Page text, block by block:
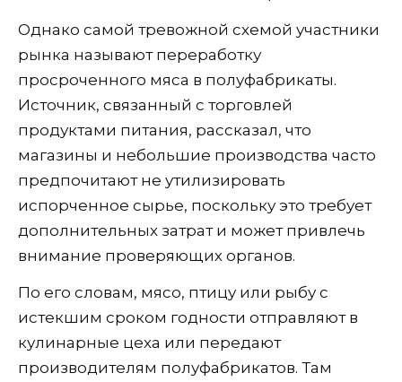
Однако самой тревожной схемой участники
рынка называют переработку
просроченного мяса в полуфабрикаты.
Источник, связанный с торговлей
продуктами питания, рассказал, что
магазины и небольшие производства часто
предпочитают не утилизировать
испорченное сырье, поскольку это требует
дополнительных затрат и может привлечь
внимание проверяющих органов.
По его словам, мясо, птицу или рыбу с
истекшим сроком годности отправляют в
кулинарные цеха или передают
производителям полуфабрикатов. Там